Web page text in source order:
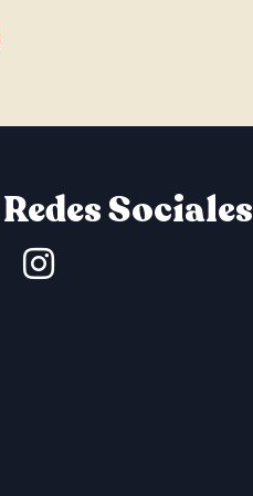
Redes Sociales